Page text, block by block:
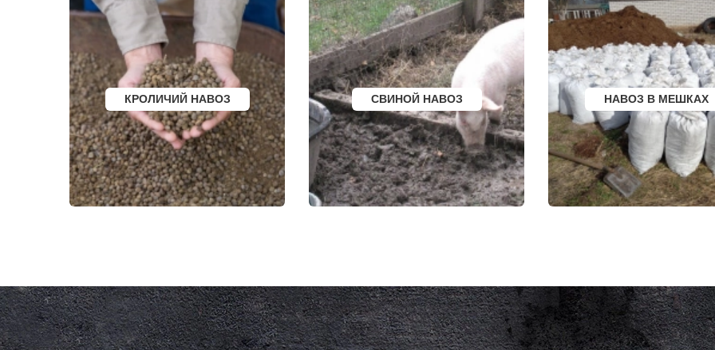
КНУТОВО
КОЖИНО
КОКОШКИНО
КОЛЮБАКИНО
КОММУНАРКА
КОНСТАНТИНОВО
КОРЕНЕВО
КОРОЛЕВ
КОСИНО
КОТЕЛЬНИКИ
КРАСКОВО
КРАСНАЯ ПАХРА
КРАСНОАРМЕЙСК
КРАСНОГОРСК
КРАСНОЗАВОДСК
КРАСНОЗНАМЕНСК
ЛЕТОВО
ЛИКИНО-ДУЛЕВО
ЛОБАНОВО
ЛОБНЯ
ЛОПАТИНСКИЙ
ФРЯЗИНО
ФРЯНОВО
ХИМКИ
ХОРЛОВО
ХОТЬКОВО
ЧЕРЕПОВО
ЧЕРКИЗОВО
ЧЕРНОГОЛОВКА
ЧЕРНОЕ
ЧЕРУСТИ
ЧЕХОВ
ШАРАПОВО
ШАТУРА
ШАТУРТОРФ
ШАХОВСКАЯ
ШЕРЕМЕТЬЕВСКИЙ
ЭЛЕКТРОУГЛИ
ЮБИЛЕЙНЫЙ
ЮПИТЕР
ЯКОВЛЕВСКОЕ
ЯХРОМА
ВЫКСА
БЕРЕЗОВСКИЙ
ВЫБОРГ
ТУАПСЕ
ЗИМА
БРАТСК
СЕВЕРОДВИНСК
БАЛАКОВО
НАХОДКА
КОЛПИНО
ЕЙСК
ВОЛЖСК
НОВЫЙ УРЕНГОЙ
ЛЮБИМ
ОСТРОВ
АЗОВ
УССУРИЙСК
КАМЕНСК ШАХТИНСКИЙ
КРАСНОЕ СЕЛО
ОРСК
БЕРЕЗНИКИ
ВЯЗНИКИ
ГОРОДЕЦ
САСОВО
СУХОЙ ЛОГ
ГУРЬЕВСК
МИХАЙЛОВ
НЯГАНЬ
МЕЛЕУЗ
КОЛЬЧУГИНО
КАМЫШИН
ТИХВИН
НОВОШАХТИНСК
ВОЛЬСК
КОНАКОВО
САРАПУЛ
КОМСОМОЛЬСК НА
КАЛЯЗИН
ГЛАЗОВ
РУБЦОВСК
ГУБКИН
КЛИНЦЫ
КРОЛИЧИЙ НАВОЗ СВИНОЙ НАВОЗ НАВОЗ В МЕШКАХ